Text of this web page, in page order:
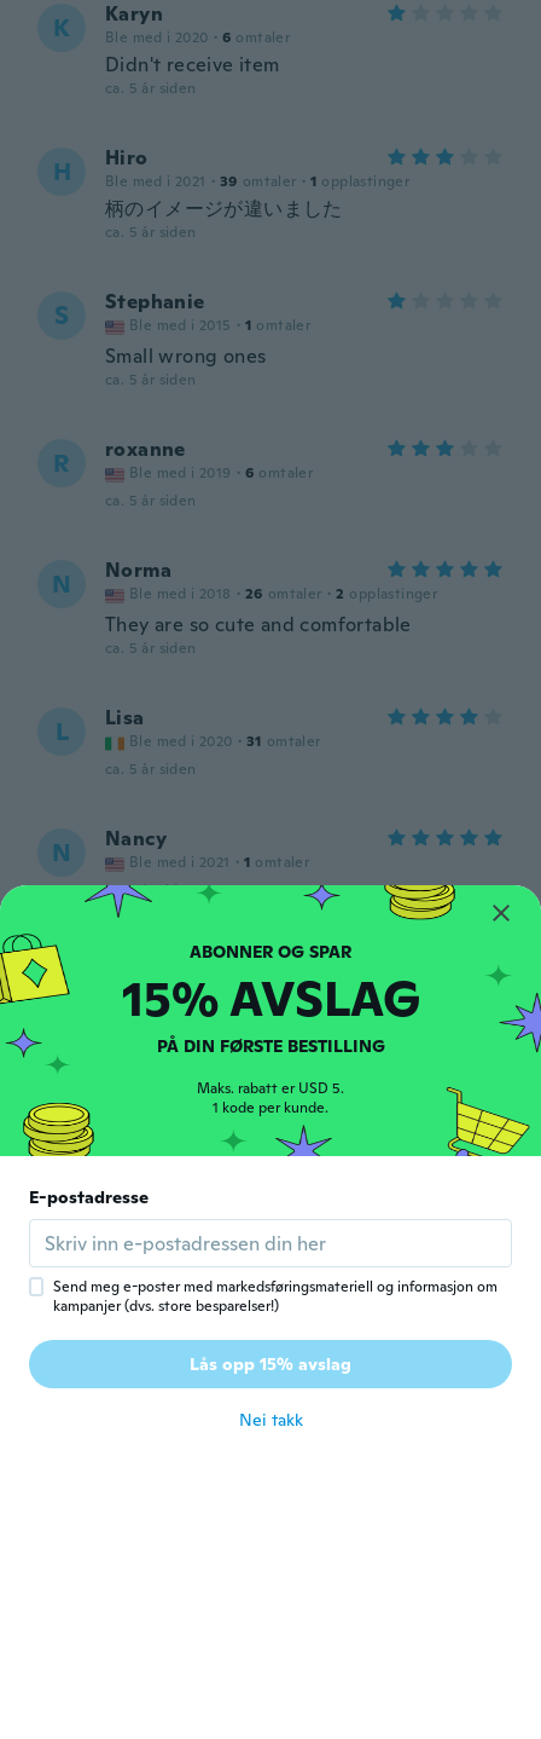
K Karyn
Ble med i 2020 · 6 omtaler
Didn't receive item
ca. 5 år siden
H Hiro
Ble med i 2021 · 39 omtaler · 1 opplastinger
柄のイメージが違いました
ca. 5 år siden
S Stephanie
Ble med i 2015 · 1 omtaler
Small wrong ones
ca. 5 år siden
R roxanne
Ble med i 2019 · 6 omtaler
ca. 5 år siden
N Norma
Ble med i 2018 · 26 omtaler · 2 opplastinger
They are so cute and comfortable
ca. 5 år siden
L Lisa
Ble med i 2020 · 31 omtaler
ca. 5 år siden
N Nancy
Ble med i 2021 · 1 omtaler
ca. 5 år siden
V Ble med i 2018 omtaler
ca. 5 år siden
R
omtaler
ca. 5 år siden
R Rachael
Ble med i 2016 · 14 omtaler ·
Sandra
Ble med i 2020 · 44 omtaler
15% AVSLAG
PÅ DIN FØRSTE BESTILLING
Maks. rabatt er USD 5.
1 kode per kunde.
E-postadresse
Send meg e-poster med markedsføringsmateriell og informasjon om
kampanjer (dvs. store besparelser!)
Lås opp 15% avslag
Nei takk